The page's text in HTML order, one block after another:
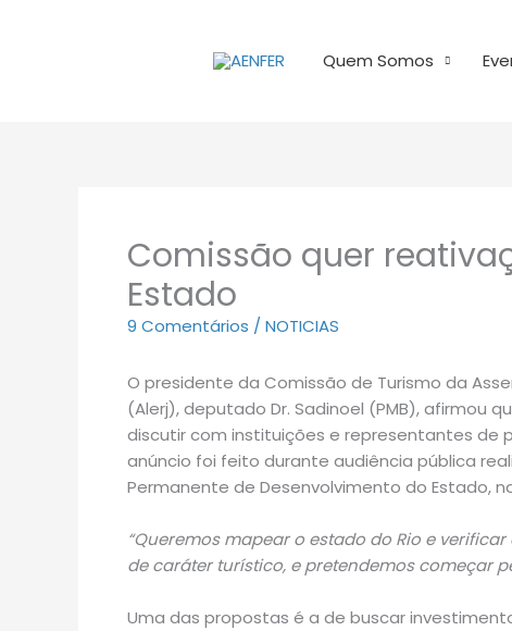
Quem Somos
Comissão quer
Estado
9 Comentários / NOTICIAS
O presidente da Comissão de Turismo da
(Alerj), deputado Dr. Sadinoel (PMB), afirmou
discutir com instituições e representantes de
anúncio foi feito durante audiência pública
Permanente de Desenvolvimento do Estado,
“Queremos mapear o estado do Rio e
de caráter turístico, e pretendemos começar
Uma das propostas é a de buscar